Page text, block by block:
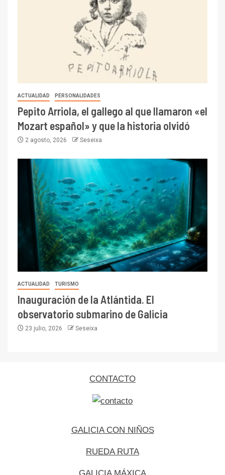
ACTUALIDAD PERSONALIDADES
Pepito Arriola, el gallego al que llamaron «el
Mozart español» y que la historia olvidó
2 agosto, 2026 Seseixa
ACTUALIDAD TURISMO
Inauguración de la Atlántida. El
observatorio submarino de Galicia
23 julio, 2026 Seseixa
CONTACTO
GALICIA CON NIÑOS
RUEDA RUTA